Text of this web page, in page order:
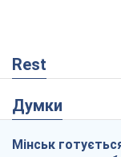
Rest
Думки
Мінськ